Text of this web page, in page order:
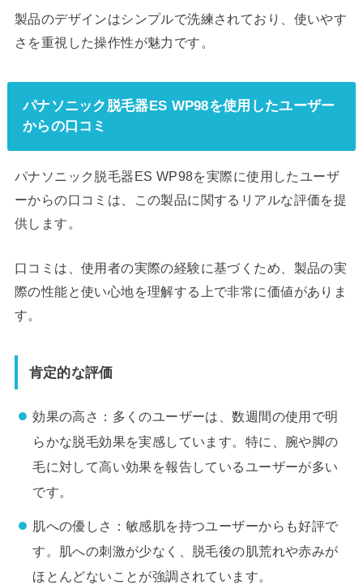
製品のデザインはシンプルで洗練されており、使いやす
さを重視した操作性が魅力です。
パナソニック脱毛器ES WP98を使用したユーザー
からの口コミ
パナソニック脱毛器ES WP98を実際に使用したユーザ
ーからの口コミは、この製品に関するリアルな評価を提
供します。
口コミは、使用者の実際の経験に基づくため、製品の実
際の性能と使い心地を理解する上で非常に価値がありま
す。
肯定的な評価
効果の高さ：多くのユーザーは、数週間の使用で明
らかな脱毛効果を実感しています。特に、腕や脚の
毛に対して高い効果を報告しているユーザーが多い
です。
肌への優しさ：敏感肌を持つユーザーからも好評で
す。肌への刺激が少なく、脱毛後の肌荒れや赤みが
ほとんどないことが強調されています。